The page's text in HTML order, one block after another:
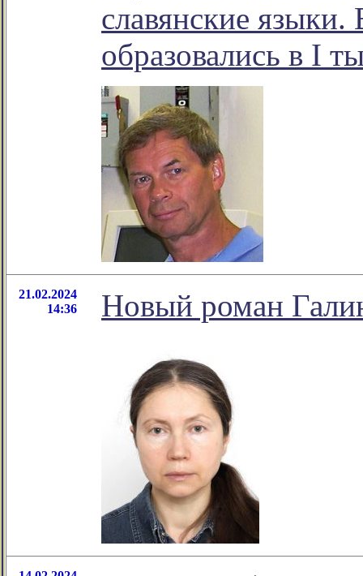
славянские языки.
образовались в I
21.02.2024
14:36
Новый роман